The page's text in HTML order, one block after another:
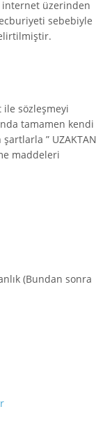
internet üzerinden
sebebiyle
ile sözleşmeyi
tamamen kendi
” UZAKTAN
maddeleri
(Bundan sonra